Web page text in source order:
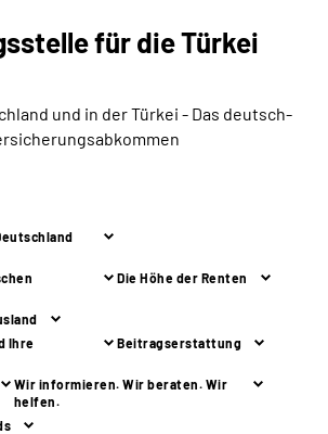
für die Türkei
und in der Türkei - Das deutsch-
Die Höhe der Renten
Ihre
Beitragserstattung
Wir informieren. Wir beraten. Wir
helfen.